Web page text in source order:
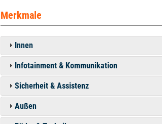
Merkmale
Innen
Infotainment & Kommunikation
Sicherheit & Assistenz
Außen